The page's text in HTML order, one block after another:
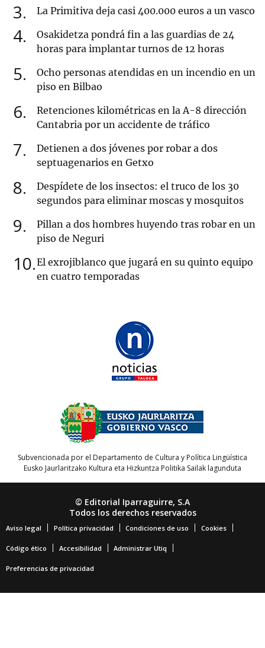
3 La Primitiva deja casi 400.000 euros a un vasco
4
Osakidetza pondrá fin a las guardias de 24
horas para implantar turnos de 12 horas
5
Ocho personas atendidas en un incendio en un
piso en Bilbao
6
Retenciones kilométricas en la A-8 dirección
Cantabria por un accidente de tráfico
7
Detienen a dos jóvenes por robar a dos
septuagenarios en Getxo
8
Despídete de los insectos: el truco de los 30
segundos para eliminar moscas y mosquitos
9
Pillan a dos hombres huyendo tras robar en un
piso de Neguri
10 El exrojiblanco que jugará en su quinto equipo
en cuatro temporadas
Subvencionada por el Departamento de Cultura y Política Lingüística
Eusko Jaurlaritzako Kultura eta Hizkuntza Politika Sailak lagunduta
© Editorial Iparraguirre, S.A
Todos los derechos reservados
Aviso legal Política privacidad Condiciones de uso Cookies
Código ético Accesibilidad Administrar Utiq
Preferencias de privacidad